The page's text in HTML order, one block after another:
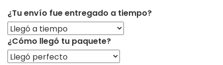
¿Tu envío fue entregado a tiempo?
¿Cómo llegó tu paquete?